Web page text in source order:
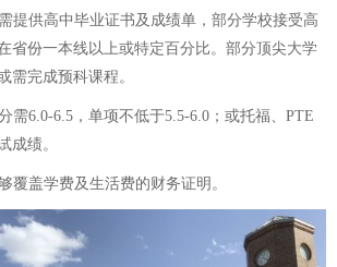
提供高中毕业证书及成绩单，部分学校接受高
省份一本线以上或特定百分比。部分顶尖大学
需完成预科课程。
需6.0-6.5，单项不低于5.5-6.0；或托福、PTE
成绩。
覆盖学费及生活费的财务证明。